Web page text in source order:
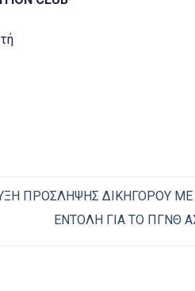
ΠΡΟΣΛΗΨΗΣ ΔΙΚΗΓΟΡΟΥ
ΕΝΤΟΛΗ ΓΙΑ ΤΟ ΠΓΝΘ